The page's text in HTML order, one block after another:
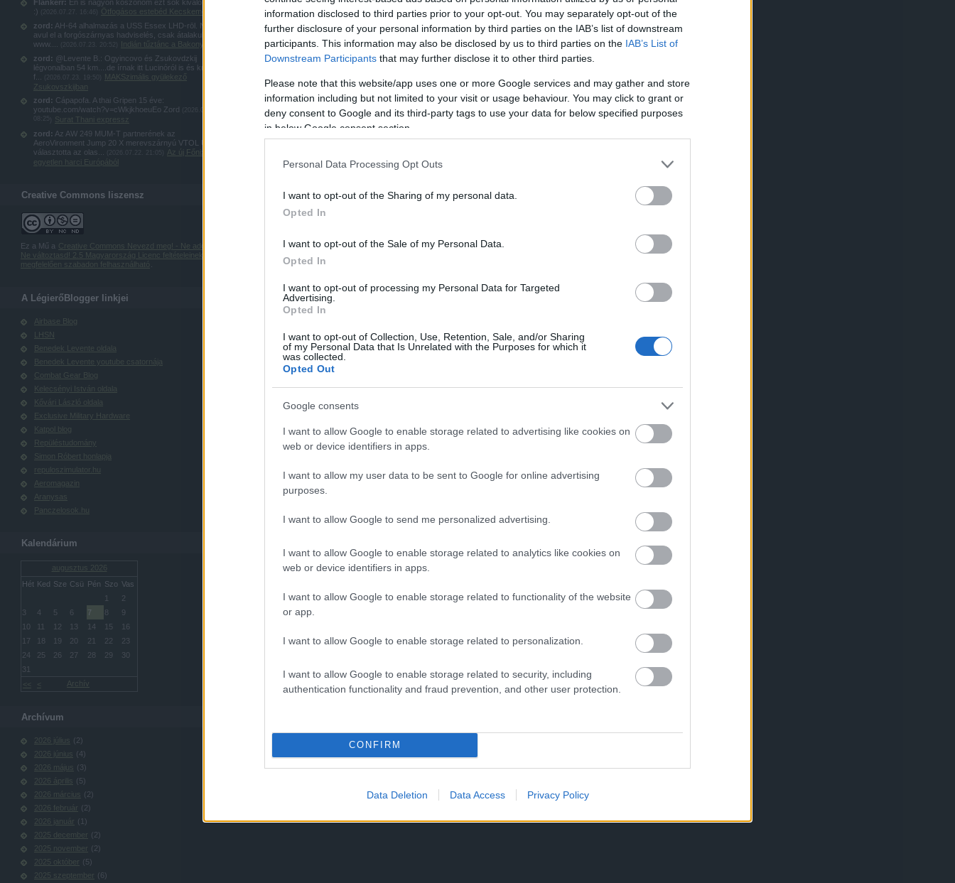
information disclosed to third parties prior to your opt-out. You may separately opt-out of the
further disclosure of your personal information by third parties on the IAB’s list of downstream
participants. This information may also be disclosed by us to third parties on the IAB’s List of
Downstream Participants that may further disclose it to other third parties.
Please note that this website/app uses one or more Google services and may gather and store
information including but not limited to your visit or usage behaviour. You may click to grant or
deny consent to Google and its third-party tags to use your data for below specified purposes
in below Google consent section.
Personal Data Processing Opt Outs
I want to opt-out of the Sharing of my personal data.
Opted In
I want to opt-out of the Sale of my Personal Data.
Opted In
I want to opt-out of processing my Personal Data for Targeted
Advertising.
Opted In
I want to opt-out of Collection, Use, Retention, Sale, and/or Sharing
of my Personal Data that Is Unrelated with the Purposes for which it
was collected.
Opted Out
Google consents
I want to allow Google to enable storage related to advertising like cookies on
web or device identifiers in apps.
I want to allow my user data to be sent to Google for online advertising
purposes.
I want to allow Google to send me personalized advertising.
I want to allow Google to enable storage related to analytics like cookies on
web or device identifiers in apps.
I want to allow Google to enable storage related to functionality of the website
or app.
I want to allow Google to enable storage related to personalization.
I want to allow Google to enable storage related to security, including
authentication functionality and fraud prevention, and other user protection.
CONFIRM
Data Deletion Data Access Privacy Policy
Flankerr: Én is nagyon köszönöm ezt sok kiváló képet
:)
Ötfogásos estebéd Kecskeméten
zord: AH-64 alhalmazás a USS Essex LHD-rōl. Nem
avul el a forgószárnyas hadviselés, csak átalakul:
www....
Indián tűztánc a Bakonyban
zord: @Levente B.: Ogyincovo és Zsukovdzkij
légvonalban 54 km....de írnak itt Lucinóról is és kubinkai
f...
MAKSzimális gyülekező
Zsukovszkijban
zord: Cápapofa. A thai Gripen 15 éve:
youtube.com/watch?v=cWkjkhoeuEo Zord
Surat Thani expressz
zord: Az AW 249 MUM-T partnerének az
AeroVironment Jump 20 X merevszárnyú VTOL UAS-t
választotta az olas...
Az új Főnix: az
egyetlen harci Európából
Creative Commons liszensz
Ez a Mű a Creative Commons Nevezd meg! - Ne add el! -
Ne változtasd! 2.5 Magyarország Licenc feltételeinek
megfelelően szabadon felhasználható
A LégierőBlogger linkjei
Airbase Blog
LHSN
Benedek Levente oldala
Benedek Levente youtube csatornája
Combat Gear Blog
Kelecsényi István oldala
Kővári László oldala
Exclusive Military Hardware
Katpol blog
Repüléstudomány
Simon Róbert honlapja
repuloszimulator.hu
Aeromagazin
Aranysas
Panczelosok.hu
Kalendárium
augusztus 2026
Hét Ked Sze Csü Pén Szo Vas
Archív
1
2
3
4 5 6 7 8
9
10
11 12 13 14 15
16
17
18 19 20 21 22
23
24
25 26 27 28 29
30
31
Archívum
2026 július (2)
2026 június (4)
2026 május (3)
2026 április (5)
2026 március (2)
2026 február (2)
2026 január ( 1 )
2025 december (2)
2025 november (2)
2025 október (5)
2025 szeptember (6 )